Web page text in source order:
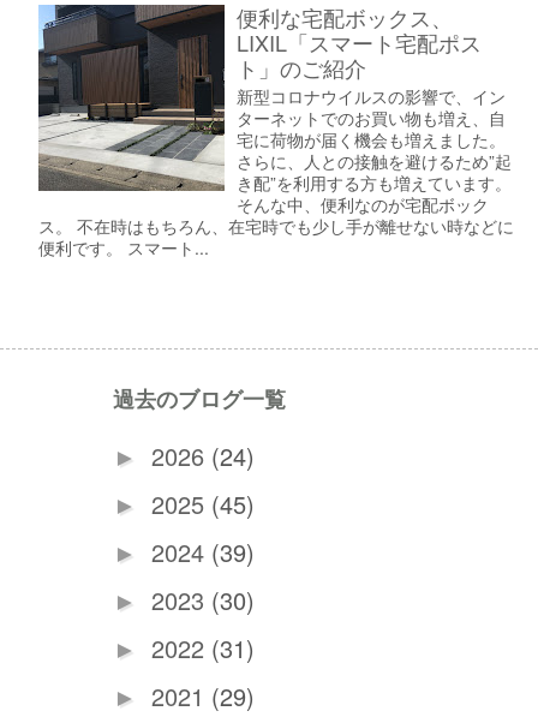
便利な宅配ボックス、
LIXIL「スマート宅配ポス
ト」のご紹介
新型コロナウイルスの影響で、イン
ターネットでのお買い物も増え、自
宅に荷物が届く機会も増えました。
さらに、人との接触を避けるため”起
き配”を利用する方も増えています。
そんな中、便利なのが宅配ボック
ス。 不在時はもちろん、在宅時でも少し手が離せない時などに
便利です。 スマート...
過去のブログ一覧
► 2026 (24)
► 2025 (45)
► 2024 (39)
► 2023 (30)
► 2022 (31)
► 2021 (29)